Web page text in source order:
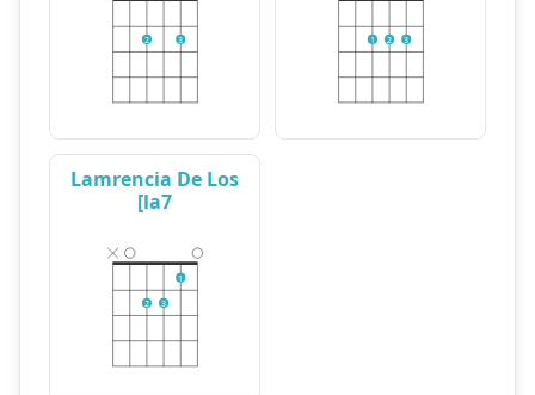
2 3 1 2 3
Lamrencia De Los
[la7
2 3
1